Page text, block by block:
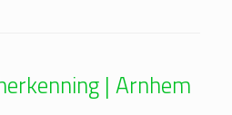
| Arnhem